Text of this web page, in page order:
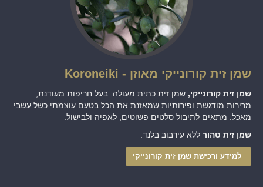
שמן זית קורונייקי מאוזן - Koroneiki
שמן זית קורונייקי, שמן זית כתית מעולה בעל חריפות מעודנת,
מרירות מודגשת ופירותיות שמאזנת את הכל בטעם עוצמתי כשל עשבי
מאכל. מתאים לתיבול סלטים פשוטים, לאפיה ולבישול.
שמן זית טהור ללא עירבוב בלנד.
למידע ורכישת שמן זית קורונייקי